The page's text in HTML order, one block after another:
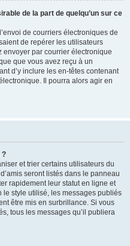
de la part de quelqu’un sur ce
de courriers électroniques de
de repérer les utilisateurs
envoyer par courrier électronique
que vous avez reçu à un
d’y inclure les en-têtes contenant
Il pourra alors agir en
?
et trier certains utilisateurs du
seront listés dans le panneau
rapidement leur statut en ligne et
le style utilisé, les messages publiés
être mis en surbrillance. Si vous
tous les messages qu’il publiera